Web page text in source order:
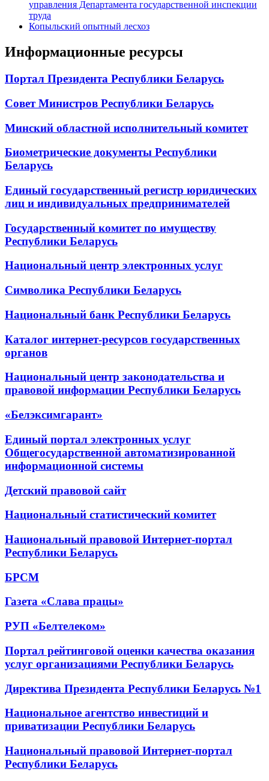
управления Департамента государственной инспекции
труда
Копыльский опытный лесхоз
Информационные ресурсы
Портал Президента Республики Беларусь
Совет Министров Республики Беларусь
Минский областной исполнительный комитет
Биометрические документы Республики
Беларусь
Единый государственный регистр юридических
лиц и индивидуальных предпринимателей
Государственный комитет по имуществу
Республики Беларусь
Национальный центр электронных услуг
Символика Республики Беларусь
Национальный банк Республики Беларусь
Каталог интернет-ресурсов государственных
органов
Национальный центр законодательства и
правовой информации Республики Беларусь
«Белэксимгарант»
Единый портал электронных услуг
Общегосударственной автоматизированной
информационной системы
Детский правовой сайт
Национальный статистический комитет
Национальный правовой Интернет-портал
Республики Беларусь
БРСМ
Газета «Слава працы»
РУП «Белтелеком»
Портал рейтинговой оценки качества оказания
услуг организациями Республики Беларусь
Директива Президента Республики Беларусь №1
Национальное агентство инвестиций и
приватизации Республики Беларусь
Национальный правовой Интернет-портал
Республики Беларусь